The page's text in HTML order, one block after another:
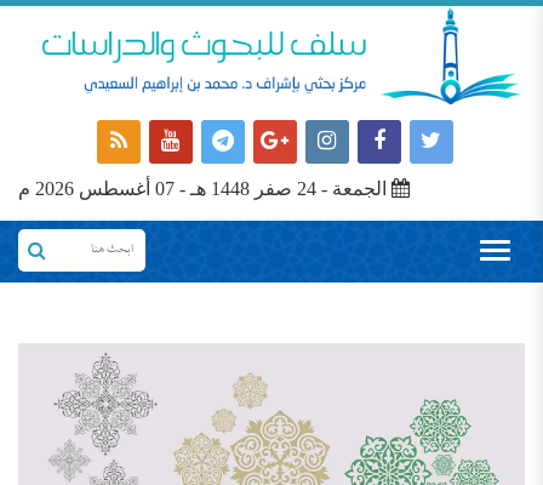
الجمعة - 24 صفر 1448 هـ - 07 أغسطس 2026 م